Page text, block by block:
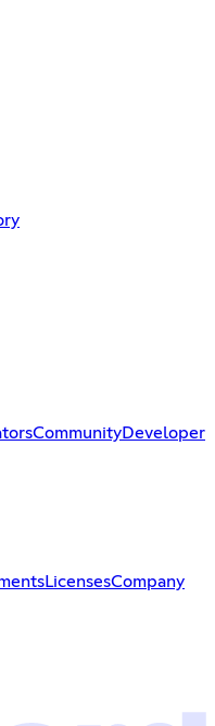
CommunityDeveloper
LicensesCompany